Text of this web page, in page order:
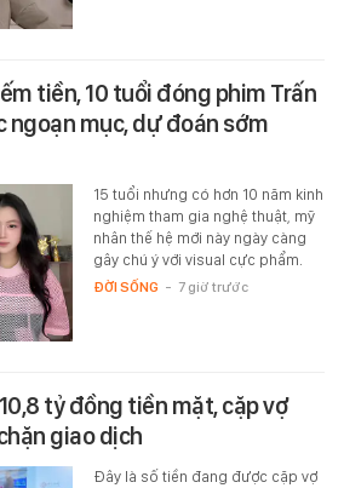
tiền, 10 tuổi đóng phim Trấn
ngoạn mục, dự đoán sớm
15 tuổi nhưng có hơn 10 năm kinh
nghiệm tham gia nghệ thuật, mỹ
nhân thế hệ mới này ngày càng
gây chú ý với visual cực phẩm.
ĐỜI SỐNG - 7 giờ trước
tỷ đồng tiền mặt, cặp vợ
giao dịch
Đây là số tiền đang được cặp vợ